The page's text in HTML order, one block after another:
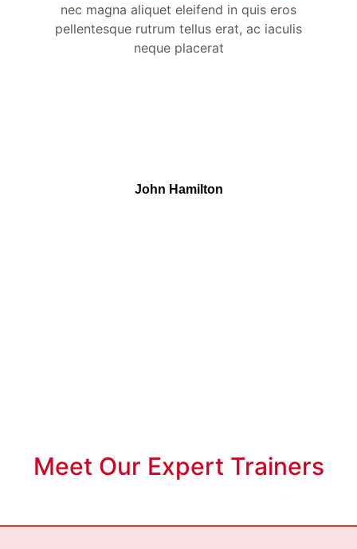
John Hamilton
nec magna aliquet eleifend in quis eros
pellentesque rutrum tellus erat, ac iaculis
neque placerat
Meet Our Expert Trainers